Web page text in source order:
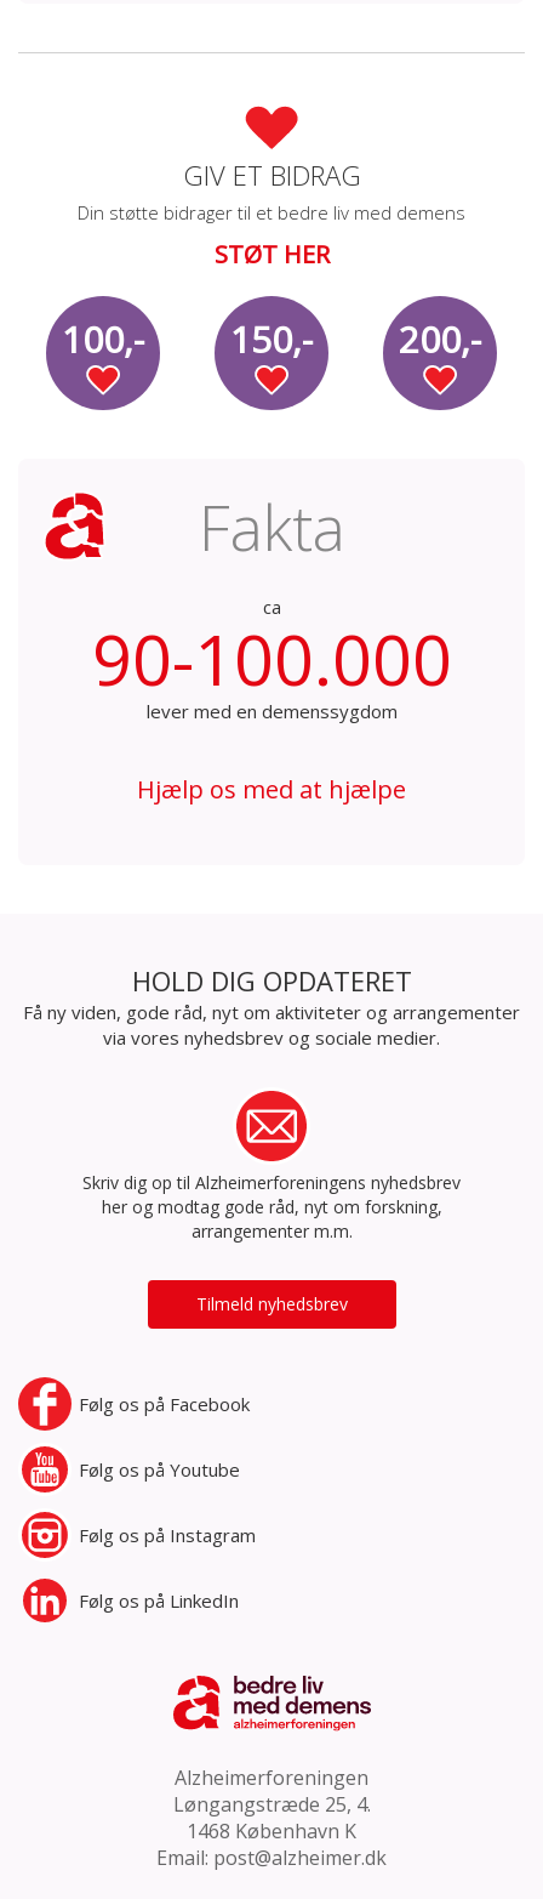
GIV ET BIDRAG
Din støtte bidrager til et bedre liv med demens
STØT HER
100,- 150,- 200,-
Fakta
ca
90-100.000
lever med en demenssygdom
Hjælp os med at hjælpe
HOLD DIG OPDATERET
Få ny viden, gode råd, nyt om aktiviteter og arrangementer
via vores nyhedsbrev og sociale medier.
Skriv dig op til Alzheimerforeningens nyhedsbrev
her og modtag gode råd, nyt om forskning,
arrangementer m.m.
Tilmeld nyhedsbrev
Følg os på Facebook
Følg os på Youtube
Følg os på Instagram
Følg os på LinkedIn
Alzheimerforeningen
Løngangstræde 25, 4.
1468 København K
Email: post@alzheimer.dk